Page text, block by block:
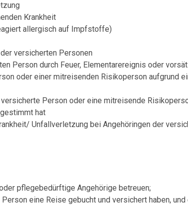
Krankheit
allergisch auf Impfstoffe)
versicherten Personen
Person durch Feuer, Elementarereignis oder
oder einer mitreisenden Risikoperson aufgrund
Person oder eine mitreisende
hat
Unfallverletzung bei Angehöringen der
pflegebedürftige Angehörige betreuen;
eine Reise gebucht und versichert haben, und